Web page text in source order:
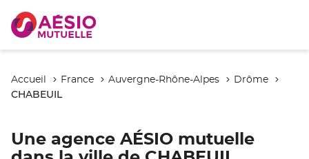
Accueil France Auvergne-Rhône-Alpes Drôme
CHABEUIL
Une agence AÉSIO mutuelle